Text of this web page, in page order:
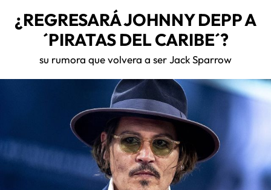
¿REGRESARÁ JOHNNY DEPP A
´PIRATAS DEL CARIBE´?
su rumora que volvera a ser Jack Sparrow